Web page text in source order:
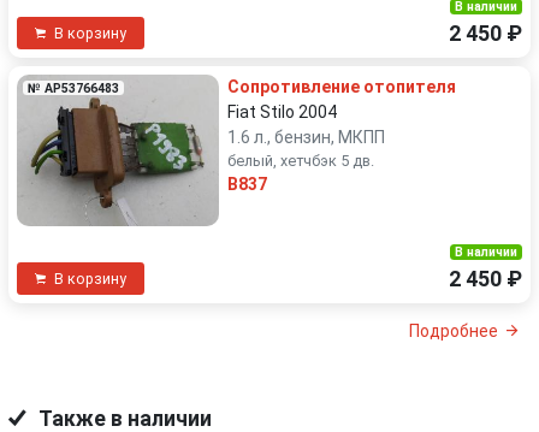
В корзину
В наличии
2 450 ₽
№ AP53766483
Сопротивление отопителя
Fiat Stilo 2004
1.6 л., бензин, МКПП
белый, хетчбэк 5 дв.
B837
В корзину
В наличии
2 450 ₽
Подробнее
Также в наличии